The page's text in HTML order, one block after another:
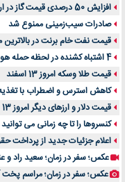
افزایش 50 درصدی قیمت گاز در اروپا
صادرات سیب‌زمینی ممنوع شد
قیمت نفت خام برنت در بالاترین
4 اشتباه کشنده در لحظه حمله هوایی و انفجار/ چگونه از خود محافظت کنیم؟
قیمت طلا وسکه امروز 13 اسفند
کاهش استرس و اضطراب با تغذیه
قیمت دلار و ارزهای دیگر امروز 13 اسفند
کنسروها را تا چه زمانی می
اعلام جزئیات جدید از پرداخت
عکس؛ سفر در زمان؛ سعید راد و
عکس؛ سفر در زمان؛ مراسم